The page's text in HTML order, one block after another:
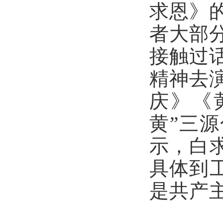
求恩》
者大部
接触过
精神去
庆》《
黄”三
示，白
具体到
是共产